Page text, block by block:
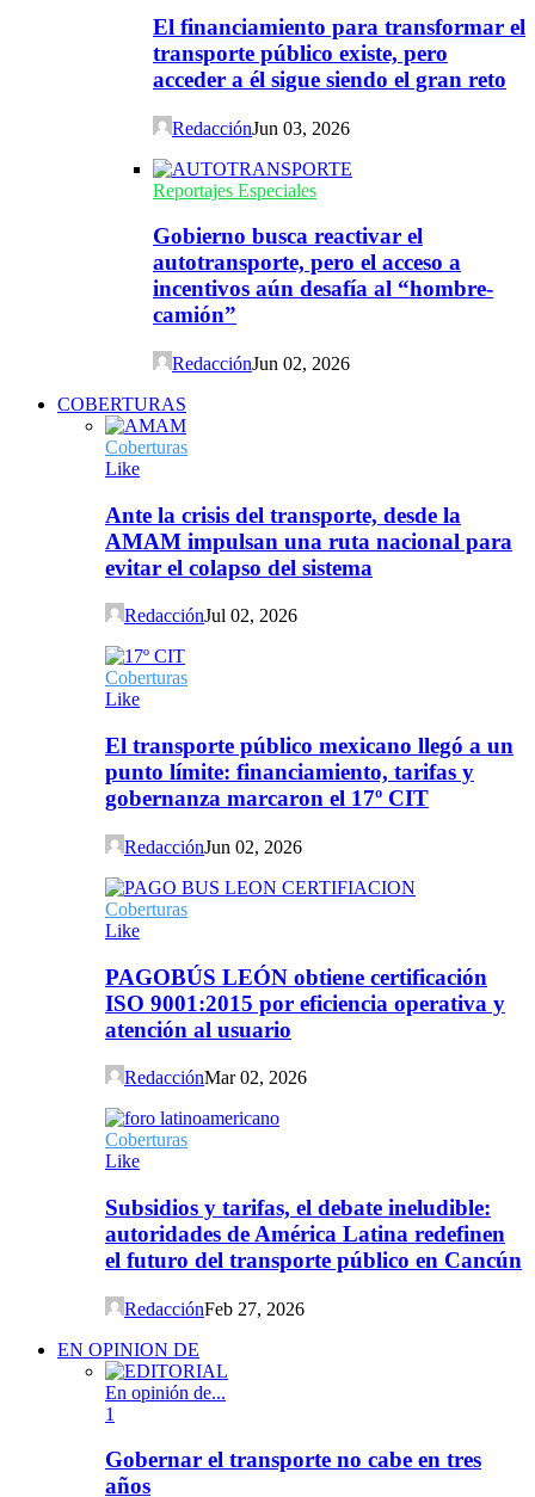
El financiamiento para transformar el
transporte público existe, pero
acceder a él sigue siendo el gran reto
RedacciónJun 03, 2026
Reportajes Especiales
Gobierno busca reactivar el
autotransporte, pero el acceso a
incentivos aún desafía al “hombre-
camión”
RedacciónJun 02, 2026
COBERTURAS
Coberturas
Like
Ante la crisis del transporte, desde la
AMAM impulsan una ruta nacional para
evitar el colapso del sistema
RedacciónJul 02, 2026
Coberturas
Like
El transporte público mexicano llegó a un
punto límite: financiamiento, tarifas y
gobernanza marcaron el 17º CIT
RedacciónJun 02, 2026
Coberturas
Like
PAGOBÚS LEÓN obtiene certificación
ISO 9001:2015 por eficiencia operativa y
atención al usuario
RedacciónMar 02, 2026
Coberturas
Like
Subsidios y tarifas, el debate ineludible:
autoridades de América Latina redefinen
el futuro del transporte público en Cancún
RedacciónFeb 27, 2026
EN OPINION DE
En opinión de...
1
Gobernar el transporte no cabe en tres
años